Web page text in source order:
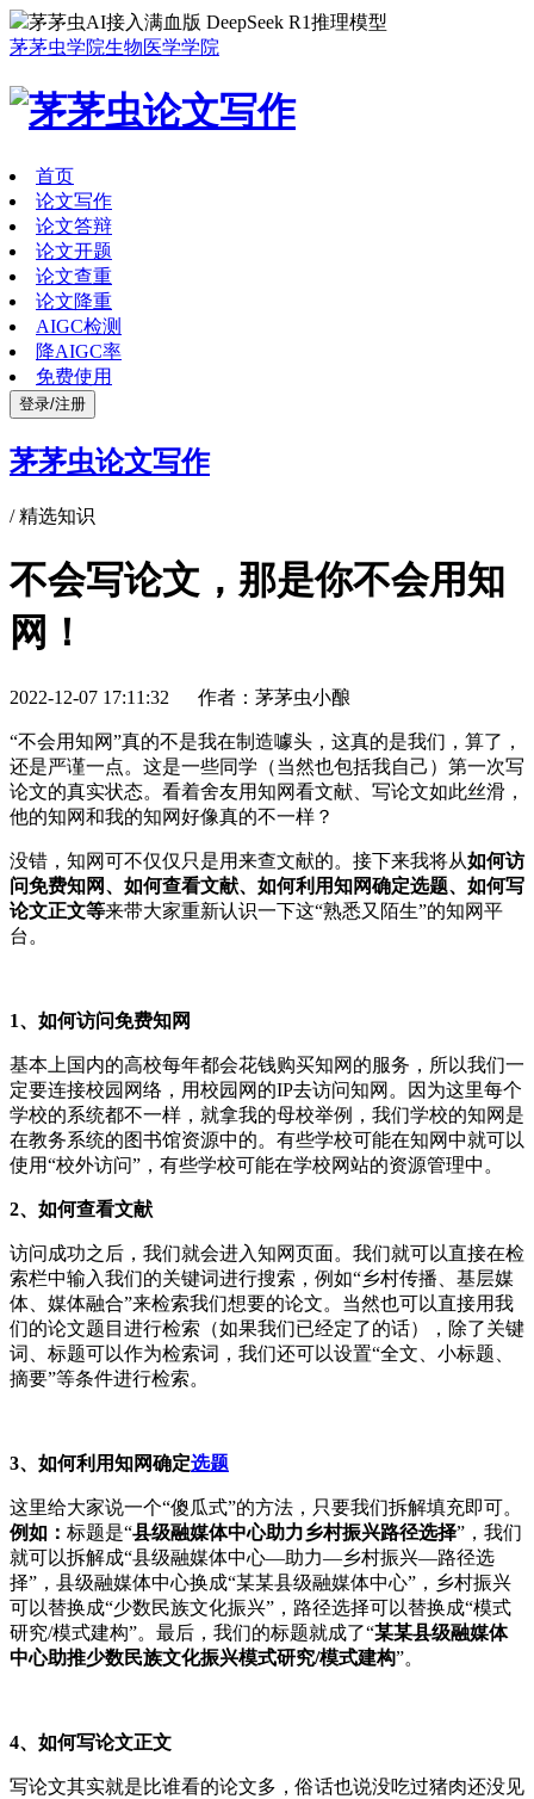
茅茅虫AI接入满血版 DeepSeek R1推理模型
茅茅虫学院生物医学学院
首页
论文写作
论文答辩
论文开题
论文查重
论文降重
AIGC检测
降AIGC率
免费使用
登录/注册
茅茅虫论文写作
/精选知识
不会写论文，那是你不会用知
网！
2022-12-07 17:11:32 作者：茅茅虫小酿
“不会用知网”真的不是我在制造噱头，这真的是我们，算了，
还是严谨一点。这是一些同学（当然也包括我自己）第一次写
论文的真实状态。看着舍友用知网看文献、写论文如此丝滑，
他的知网和我的知网好像真的不一样？
没错，知网可不仅仅只是用来查文献的。接下来我将从如何访
问免费知网、如何查看文献、如何利用知网确定选题、如何写
论文正文等来带大家重新认识一下这“熟悉又陌生”的知网平
台。
1、如何访问免费知网
基本上国内的高校每年都会花钱购买知网的服务，所以我们一
定要连接校园网络，用校园网的IP去访问知网。因为这里每个
学校的系统都不一样，就拿我的母校举例，我们学校的知网是
在教务系统的图书馆资源中的。有些学校可能在知网中就可以
使用“校外访问”，有些学校可能在学校网站的资源管理中。
2、如何查看文献
访问成功之后，我们就会进入知网页面。我们就可以直接在检
索栏中输入我们的关键词进行搜索，例如“乡村传播、基层媒
体、媒体融合”来检索我们想要的论文。当然也可以直接用我
们的论文题目进行检索（如果我们已经定了的话），除了关键
词、标题可以作为检索词，我们还可以设置“全文、小标题、
摘要”等条件进行检索。
3、如何利用知网确定选题
这里给大家说一个“傻瓜式”的方法，只要我们拆解填充即可。
例如： 标题是“县级融媒体中心助力乡村振兴路径选择”，我们
就可以拆解成“县级融媒体中心—助力—乡村振兴—路径选
择”，县级融媒体中心换成“某某县级融媒体中心”，乡村振兴
可以替换成“少数民族文化振兴”，路径选择可以替换成“模式
研究/模式建构”。最后，我们的标题就成了“某某县级融媒体
中心助推少数民族文化振兴模式研究/模式建构”。
4、如何写论文正文
写论文其实就是比谁看的论文多，俗话也说没吃过猪肉还没见